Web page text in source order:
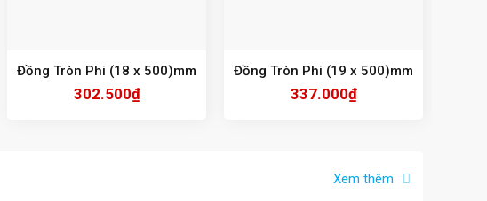
Đồng Tròn Phi (18 x 500)mm
302.500₫
Đồng Tròn Phi (19 x 500)mm
337.000₫
Xem thêm